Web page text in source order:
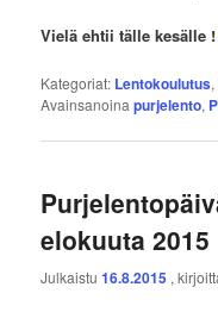
Vielä ehtii tälle kesälle !
Kategoriat: Lentokoulutus,
Avainsanoina purjelento,
elokuuta 2015
Julkaistu16.8.2015 ,